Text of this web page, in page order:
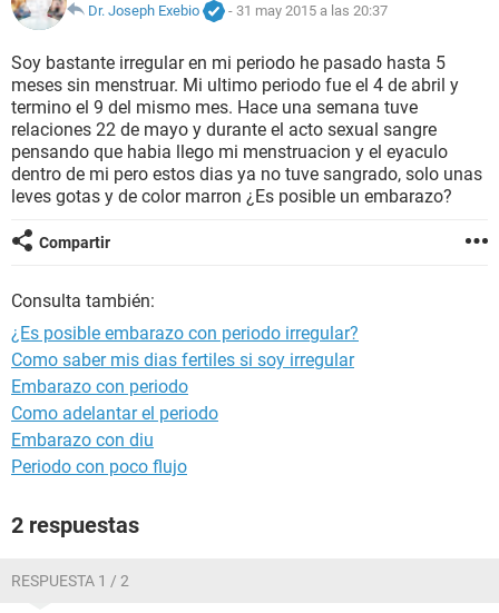
NUTRICIÓN
BIENESTAR
SEXUALIDAD
GLOSARIO
Dr. Joseph Exebio
- 31 may 2015 a las 20:37
Soy bastante irregular en mi periodo he pasado hasta 5
meses sin menstruar. Mi ultimo periodo fue el 4 de abril y
termino el 9 del mismo mes. Hace una semana tuve
relaciones 22 de mayo y durante el acto sexual sangre
pensando que habia llego mi menstruacion y el eyaculo
dentro de mi pero estos dias ya no tuve sangrado, solo unas
leves gotas y de color marron ¿Es posible un embarazo?
Compartir
Consulta también:
¿Es posible embarazo con periodo irregular?
Como saber mis dias fertiles si soy irregular
Embarazo con periodo
Como adelantar el periodo
Embarazo con diu
Periodo con poco flujo
2 respuestas
RESPUESTA 1 / 2